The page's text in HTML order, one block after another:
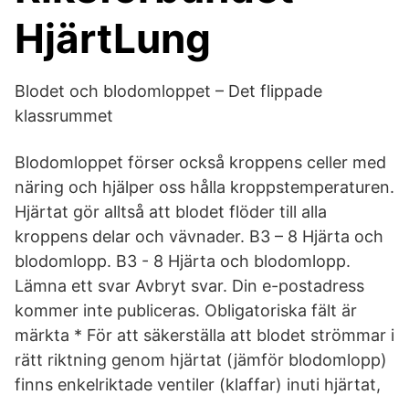
HjärtLung
Blodet och blodomloppet – Det flippade
klassrummet
Blodomloppet förser också kroppens celler med
näring och hjälper oss hålla kroppstemperaturen.
Hjärtat gör alltså att blodet flöder till alla
kroppens delar och vävnader. B3 – 8 Hjärta och
blodomlopp. B3 - 8 Hjärta och blodomlopp.
Lämna ett svar Avbryt svar. Din e-postadress
kommer inte publiceras. Obligatoriska fält är
märkta * För att säkerställa att blodet strömmar i
rätt riktning genom hjärtat (jämför blodomlopp)
finns enkelriktade ventiler (klaffar) inuti hjärtat,